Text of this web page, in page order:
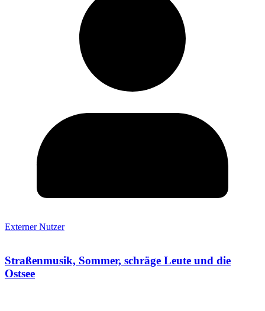
Externer Nutzer
Straßenmusik, Sommer, schräge Leute und die
Ostsee